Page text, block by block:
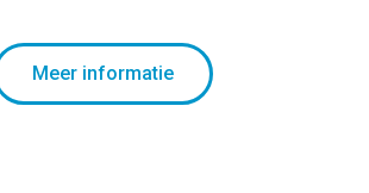
Meer informatie